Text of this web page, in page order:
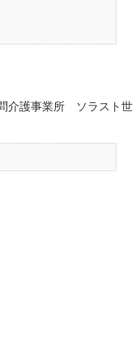
介護事業所 ソラスト世